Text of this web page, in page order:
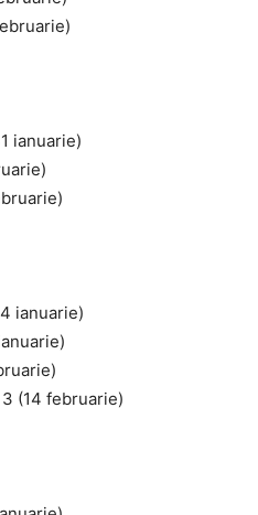
ianuarie)
ianuarie)
(14 februarie)